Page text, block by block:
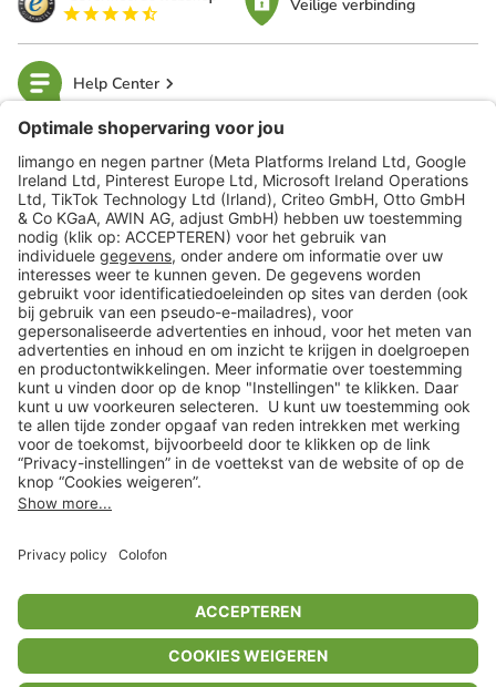
Veilige verbinding
Help Center
limango
Veilig winkelen
Klantenservice
Shop
Acties
limango.de limango.pl